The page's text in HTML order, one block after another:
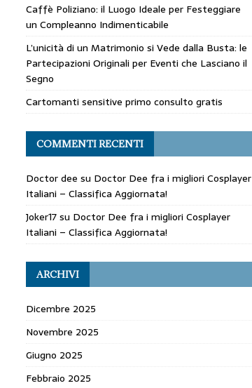
Caffè Poliziano: il Luogo Ideale per Festeggiare
un Compleanno Indimenticabile
L’unicità di un Matrimonio si Vede dalla Busta: le
Partecipazioni Originali per Eventi che Lasciano il
Segno
Cartomanti sensitive primo consulto gratis
COMMENTI RECENTI
Doctor dee su Doctor Dee fra i migliori Cosplayer
Italiani – Classifica Aggiornata!
Joker17su Doctor Dee fra i migliori Cosplayer
Italiani – Classifica Aggiornata!
ARCHIVI
Dicembre 2025
Novembre 2025
Giugno 2025
Febbraio 2025